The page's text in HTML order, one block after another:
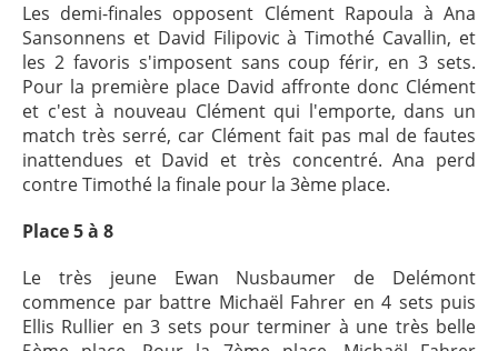
Les demi-finales opposent Clément Rapoula à Ana
Sansonnens et David Filipovic à Timothé Cavallin, et
les 2 favoris s'imposent sans coup férir, en 3 sets.
Pour la première place David affronte donc Clément
et c'est à nouveau Clément qui l'emporte, dans un
match très serré, car Clément fait pas mal de fautes
inattendues et David et très concentré. Ana perd
contre Timothé la finale pour la 3ème place.
Place 5 à 8
Le très jeune Ewan Nusbaumer de Delémont
commence par battre Michaël Fahrer en 4 sets puis
Ellis Rullier en 3 sets pour terminer à une très belle